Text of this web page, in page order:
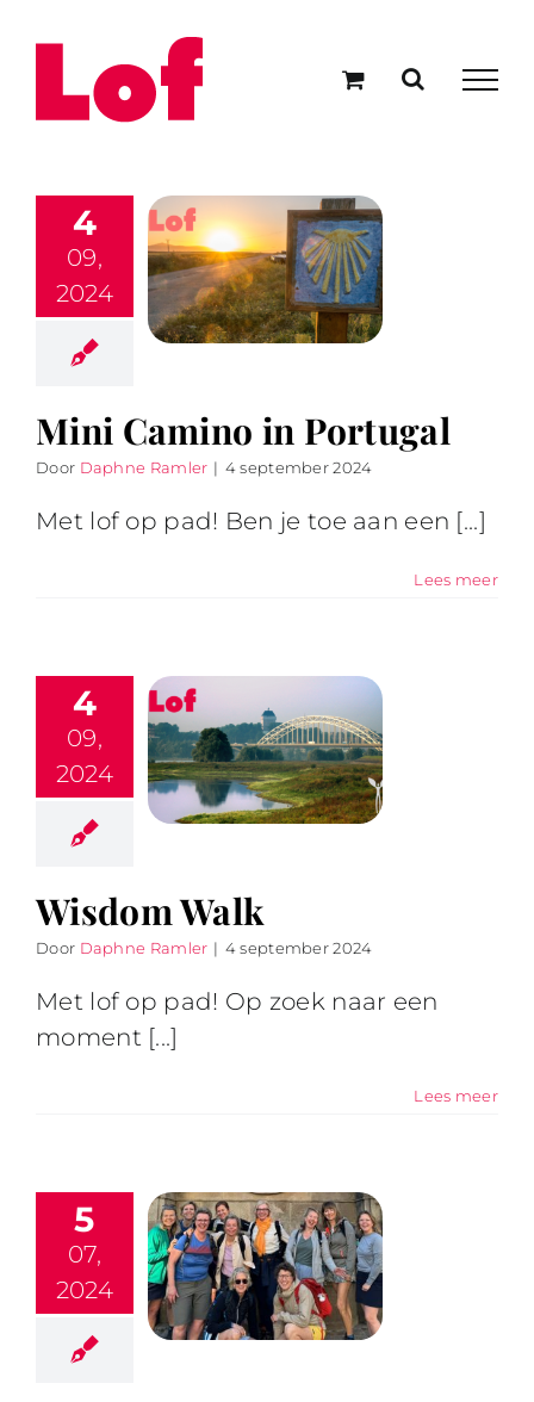
naar
inhoud
4
09,
2024
Mini Camino in Portugal
Door Daphne Ramler | 4 september 2024
Met lof op pad! Ben je toe aan een [...]
Lees meer
4
09,
2024
Wisdom Walk
Door Daphne Ramler | 4 september 2024
Met lof op pad! Op zoek naar een
moment [...]
Lees meer
5
07,
2024